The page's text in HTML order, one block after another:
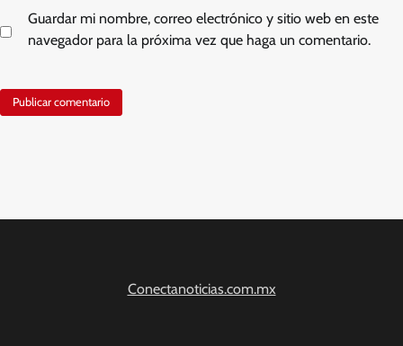
Guardar mi nombre, correo electrónico y sitio web en este
navegador para la próxima vez que haga un comentario.
Conectanoticias.com.mx